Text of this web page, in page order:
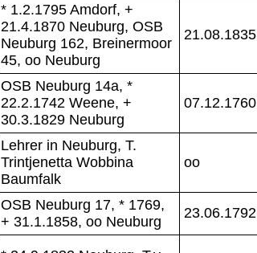
* 1.2.1795 Amdorf, +
21.4.1870 Neuburg, OSB
Neuburg 162, Breinermoor
45, oo Neuburg
21.08.1835
OSB Neuburg 14a, *
22.2.1742 Weene, +
30.3.1829 Neuburg
07.12.1760
Lehrer in Neuburg, T.
Trintjenetta Wobbina
Baumfalk
oo
OSB Neuburg 17, * 1769,
+ 31.1.1858, oo Neuburg
23.06.1792